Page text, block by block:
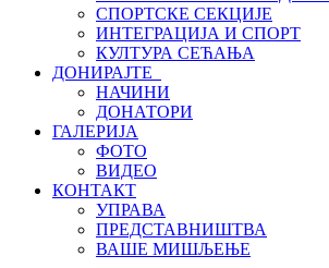
СПОРТСКЕ СЕКЦИЈЕ
ИНТЕГРАЦИЈА И СПОРТ
КУЛТУРА СЕЋАЊА
ДОНИРАЈТЕ
НАЧИНИ
ДОНАТОРИ
ГАЛЕРИЈА
ФОТО
ВИДЕО
КОНТАКТ
УПРАВА
ПРЕДСТАВНИШТВА
ВАШЕ МИШЉЕЊЕ